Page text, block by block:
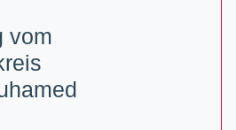
vom